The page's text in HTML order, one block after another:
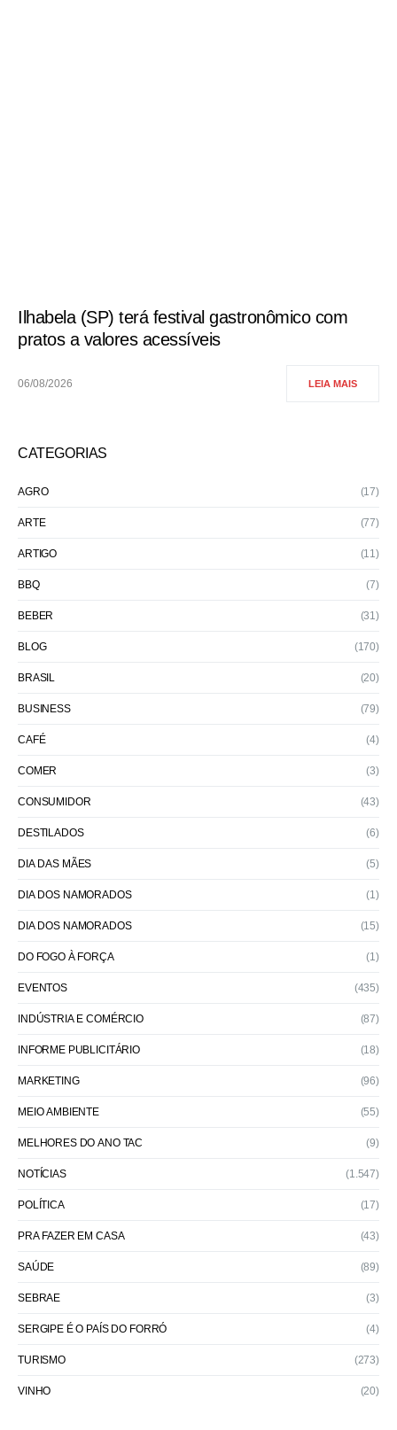
Ilhabela (SP) terá festival gastronômico com
pratos a valores acessíveis
06/08/2026 LEIA MAIS
CATEGORIAS
AGRO (17)
ARTE (77)
ARTIGO (11)
BBQ (7)
BEBER (31)
BLOG (170)
BRASIL (20)
BUSINESS (79)
CAFÉ (4)
COMER (3)
CONSUMIDOR (43)
DESTILADOS (6)
DIA DAS MÃES (5)
DIA DOS NAMORADOS (1)
DIA DOS NAMORADOS (15)
DO FOGO À FORÇA (1)
EVENTOS (435)
INDÚSTRIA E COMÉRCIO (87)
INFORME PUBLICITÁRIO (18)
MARKETING (96)
MEIO AMBIENTE (55)
MELHORES DO ANO TAC (9)
NOTÍCIAS (1.547)
POLÍTICA (17)
PRA FAZER EM CASA (43)
SAÚDE (89)
SEBRAE (3)
SERGIPE É O PAÍS DO FORRÓ (4)
TURISMO (273)
VINHO (20)